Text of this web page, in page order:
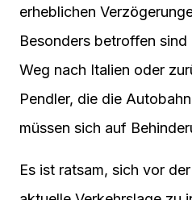
erheblichen
Besonders betroffen
Weg nach Italien oder
Pendler, die die
müssen sich auf
Es ist ratsam, sich vor